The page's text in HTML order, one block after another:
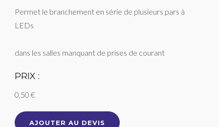
Permet le branchement en série de plusieurs pars à
LEDs
dans les salles manquant de prises de courant
PRIX :
0,50 €
AJOUTER AU DEVIS